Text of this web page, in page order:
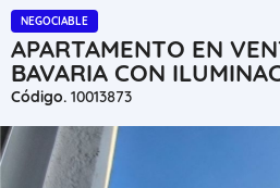
NEGOCIABLE
APARTAMENTO EN
BAVARIA CON
Código. 10013873